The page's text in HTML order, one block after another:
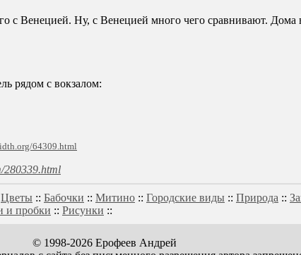
с Венецией. Ну, с Венецией много чего сравнивают. Дома
рядом с вокзалом:
64309.html
280339.html
Цветы :: Бабочки :: Митино :: Городские виды :: Природа ::
и пробки :: Рисунки ::
© 1998-2026 Ерофеев Андрей